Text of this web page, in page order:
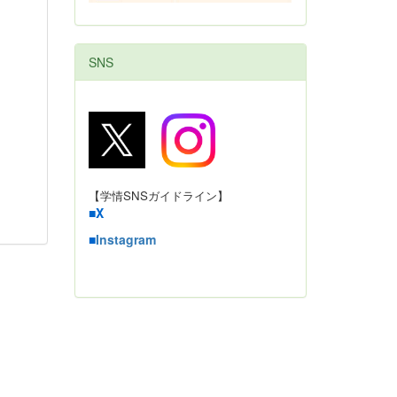
SNS
【学情SNSガイドライン】
■X
■Instagram